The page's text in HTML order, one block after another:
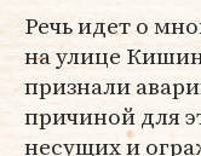
Речь идет о
на улице
признали
причиной для
несущих и